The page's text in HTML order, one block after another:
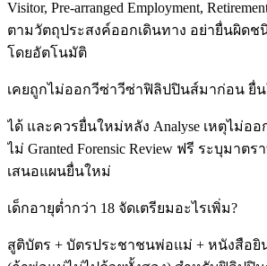
Visitor, Pre-arranged Employment,
ตามวัตถุประสงค์ออกเดินทาง อย่ายื่นผิดช
โดยอัตโนมัติ
เคยถูกไม่ออกวีซ่าวีซ่าฟิลิปปินส์มาก่อน ยื่
ได้ และควรยื่นใหม่หลัง Analyse เหตุไม่อ
ไม่ Granted Forensic Review ฟรี ระบุมาต
เสนอแผนยื่นใหม่
เด็กอายุต่ำกว่า 18 จัดเตรียมอะไรเพิ่ม?
สูติบัตร + บัตรประชาชนพ่อแม่ + หนังสือยิ